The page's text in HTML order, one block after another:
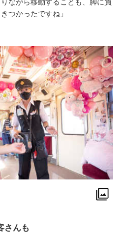
つかったですね」
さんも